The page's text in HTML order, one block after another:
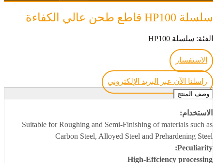
سلسلة HP100 قاطع طحن عالي الكفاءة
الفئة: سلسلة HP100
الاستفسار
راسلنا الآن عبر البريد الإلكتروني
وصف المنتج
الاستخدام:
Suitable for Roughing and Semi-Finishing of materials such as
Carbon Steel, Alloyed Steel and Prehardening Steel
Peculiarity:
High-Effciency processing